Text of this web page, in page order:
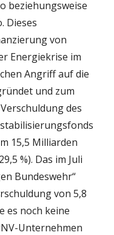
beziehungsweise
Dieses
von
Energiekrise im
Angriff auf die
und zum
des
15,5 Milliarden
%). Das im Juli
Bundeswehr“
von 5,8
es noch keine
Unternehmen